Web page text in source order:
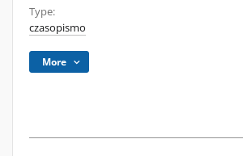
Type:
czasopismo
More